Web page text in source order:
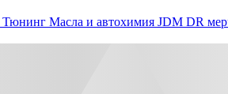
Тюнинг Масла и автохимия JDM DR